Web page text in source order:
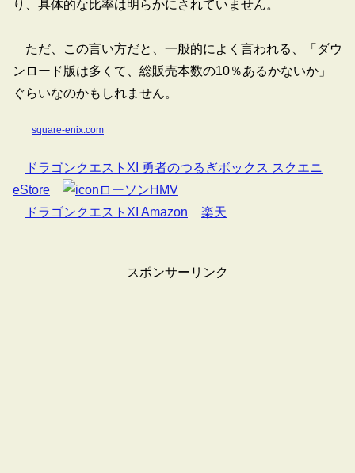
り、具体的な比率は明らかにされていません。
ただ、この言い方だと、一般的によく言われる、「ダウ
ンロード版は多くて、総販売本数の10％あるかないか」
ぐらいなのかもしれません。
square-enix.com
ドラゴンクエストXI 勇者のつるぎボックス スクエニ
eStore
ローソンHMV
ドラゴンクエストXI Amazon
楽天
スポンサーリンク